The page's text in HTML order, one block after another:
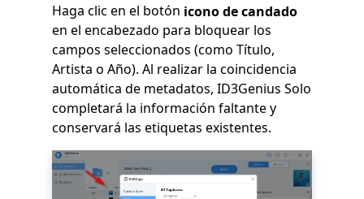
Haga clic en el botón icono de candado
en el encabezado para bloquear los
campos seleccionados (como Título,
Artista o Año). Al realizar la coincidencia
automática de metadatos, ID3Genius Solo
completará la información faltante y
conservará las etiquetas existentes.